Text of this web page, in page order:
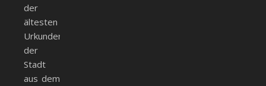
der
ältesten
Urkunden
der
Stadt
aus dem